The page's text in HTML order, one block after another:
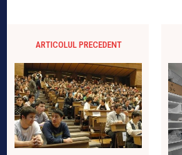
ARTICOLUL PRECEDENT